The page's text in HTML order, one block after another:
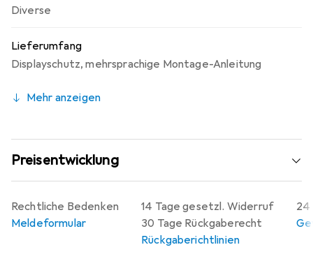
Diverse
Lieferumfang
Displayschutz,mehrsprachige Montage-Anleitung
Mehr anzeigen
Preisentwicklung
14 Tage gesetzl. Widerruf
30 Tage Rückgaberecht
Rückgaberichtlinien
24
Rechtliche Bedenken
Meldeformular